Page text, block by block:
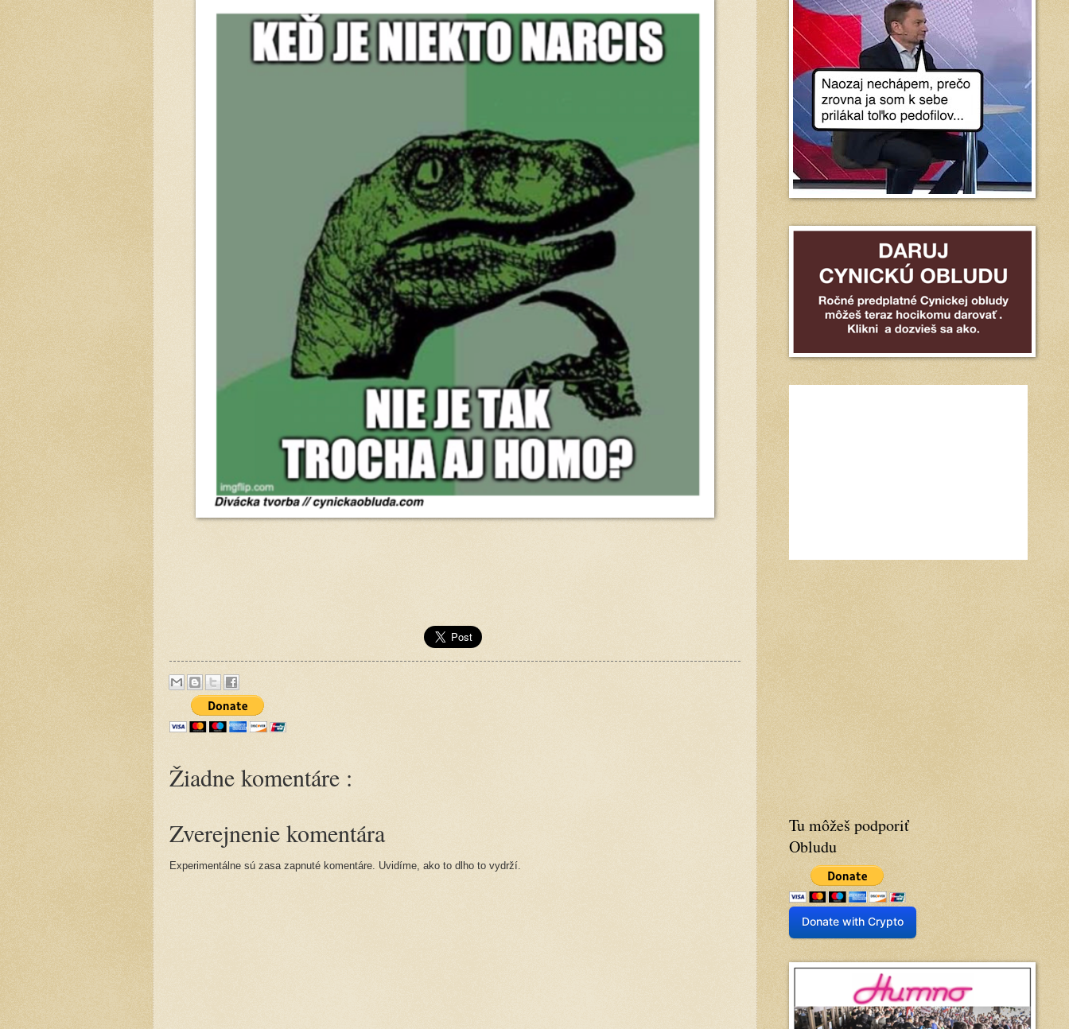
Žiadne komentáre :
Zverejnenie komentára
Experimentálne sú zasa zapnuté komentáre. Uvidíme, ako to dlho to vydrží.
Tu môžeš podporiť
Obludu
Donate with Crypto